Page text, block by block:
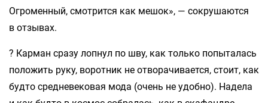
Огроменный, смотрится как мешок», — сокрушаются
в отзывах.
? Карман сразу лопнул по шву, как только попыталась
положить руку, воротник не отворачивается, стоит, как
будто средневековая мода (очень не удобно). Надела